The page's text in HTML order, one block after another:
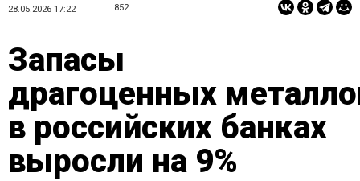
28.05.2026 17:22 852
Запасы
драгоценных
в российских банках
выросли на 9%